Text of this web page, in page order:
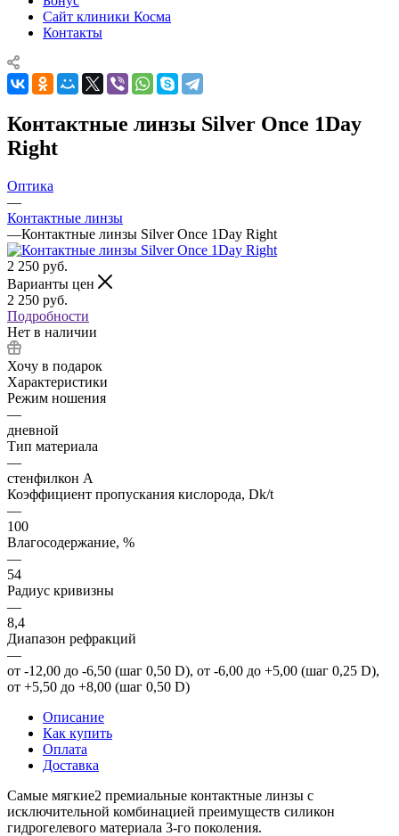
Сайт клиники Косма
Контакты
Контактные линзы Silver Once 1Day
Right
Оптика
—
Контактные линзы
—Контактные линзы Silver Once 1Day Right
2 250 руб.
Варианты цен
2 250 руб.
Подробности
Нет в наличии
Хочу в подарок
Характеристики
Режим ношения
—
дневной
Тип материала
—
стенфилкон А
Коэффициент пропускания кислорода, Dk/t
—
100
Влагосодержание, %
—
54
Радиус кривизны
—
8,4
Диапазон рефракций
—
от -12,00 до -6,50 (шаг 0,50 D), от -6,00 до +5,00 (шаг 0,25 D),
от +5,50 до +8,00 (шаг 0,50 D)
Описание
Как купить
Оплата
Доставка
Cамые мягкие2 премиальные контактные линзы с
исключительной комбинацией преимуществ силикон
гидрогелевого материала 3-го поколения.